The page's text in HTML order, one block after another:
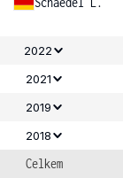
2022
2021
2019
2018
Celkem